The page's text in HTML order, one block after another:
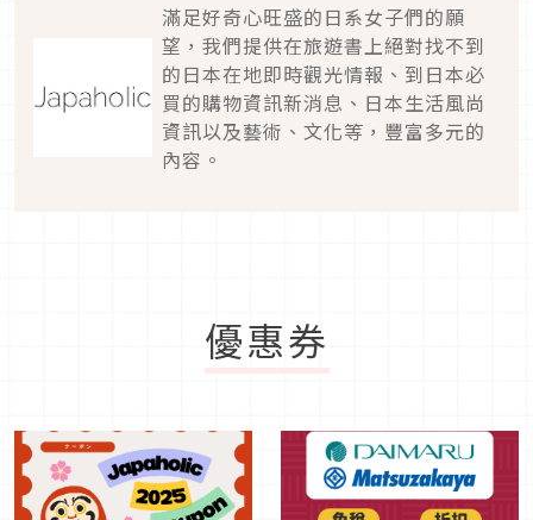
滿足好奇心旺盛的日系女子們的願
望，我們提供在旅遊書上絕對找不到
的日本在地即時觀光情報、到日本必
買的購物資訊新消息、日本生活風尚
資訊以及藝術、文化等，豐富多元的
內容。
優惠券